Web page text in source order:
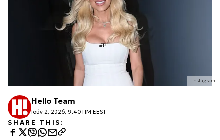
Instagram
Hello Team
Ιούν 2, 2026, 9:40 ΠΜ EEST
SHARE THIS: